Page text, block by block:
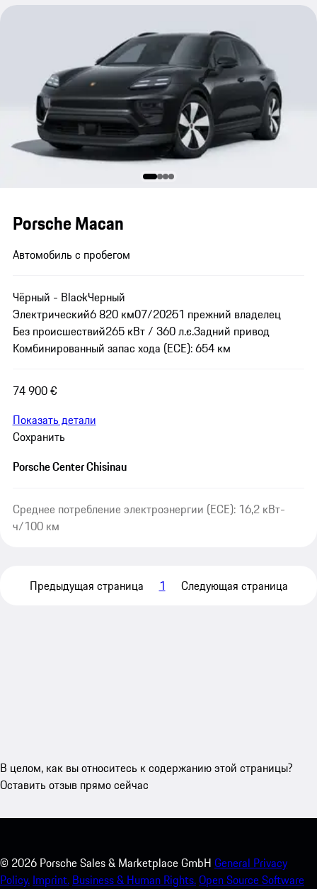
Porsche Macan
Автомобиль с пробегом
Чёрный - BlackЧерный
Электрический6 820 км07/20251 прежний владелец
Без происшествий265 кВт / 360 л.с.Задний привод
Комбинированный запас хода (ECE): 654 км
74 900 €
Показать детали
Сохранить
Porsche Center Chisinau
Среднее потребление электроэнергии (ECE): 16,2 кВт-
ч/100 км
Предыдущая страница 1 Следующая страница
В целом, как вы относитесь к содержанию этой страницы?
Оставить отзыв прямо сейчас
© 2026 Porsche Sales & Marketplace GmbH General Privacy
Policy. Imprint. Business & Human Rights.Open Source Software